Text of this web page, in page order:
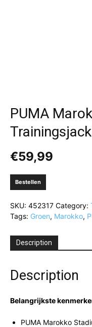
PUMA
€59,99
Bestellen
SKU: 452317 Category:
Tags: Groen, Marokko,
Description
Description
Belangrijkste
PUMA Marokko